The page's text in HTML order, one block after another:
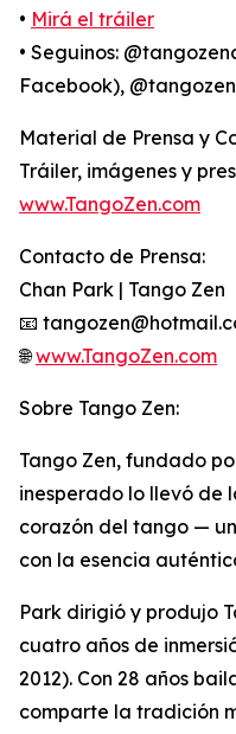
• Mirá el tráiler
• Seguinos:
Facebook),
Material de Prensa y
Tráiler, imágenes y
www.TangoZen.com
Contacto de Prensa:
Chan Park | Tango Zen
📧
🌐www.TangoZen.com
Sobre Tango Zen:
Tango Zen, fundado
inesperado lo llevó de
corazón del tango —
con la esencia
Park dirigió y produjo
cuatro años de
2012). Con 28 años
comparte la tradición